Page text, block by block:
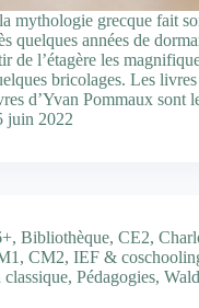
mythologie grecque fait
quelques années de
de l’étagère les
bricolages. Les
d’Yvan Pommaux sont
juin 2022
, Bibliothèque, CE2,
, CM2, IEF &
, Pédagogies,